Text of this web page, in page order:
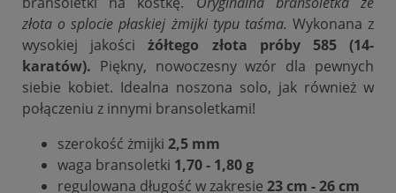
złota o splocie płaskiej żmijki typu taśma. Wykonana z
wysokiej jakościżółtego złota próby 585 (14-
karatów). Piękny, nowoczesny wzór dla pewnych
siebie kobiet. Idealna noszona solo, jak również w
połączeniu z innymi bransoletkami!
szerokość żmijki 2,5 mm
waga bransoletki 1,70 - 1,80 g
regulowana długość w zakresie 23 cm - 26 cm